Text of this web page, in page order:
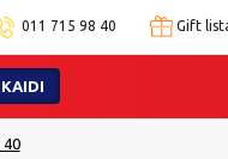
011 715 98 40 Gift
40